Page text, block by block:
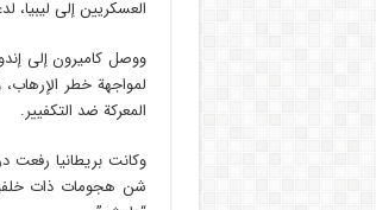
العسكريين إلى ليبيا،
لمواجهة خطر
المعركة ضد التكفيير.
وكانت بريطانيا